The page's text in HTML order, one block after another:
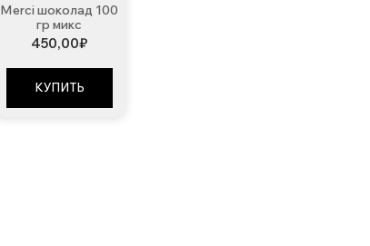
Merci шоколад 100
гр микс
450,00₽
КУПИТЬ